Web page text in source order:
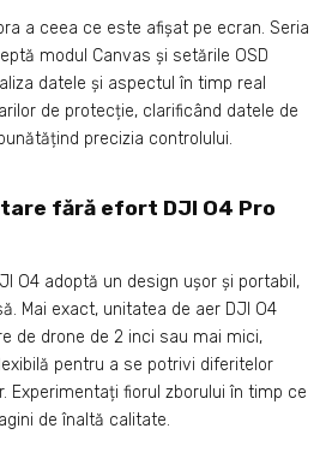
a ceea ce este afișat pe ecran. Seria
modul Canvas și setările OSD
datele și aspectul în timp real
de protecție, clarificând datele de
precizia controlului.
fără efort DJI O4 Pro
O4 adoptă un design ușor și portabil,
Mai exact, unitatea de aer DJI O4
de drone de 2 inci sau mai mici,
pentru a se potrivi diferitelor
Experimentați fiorul zborului în timp ce
de înaltă calitate.